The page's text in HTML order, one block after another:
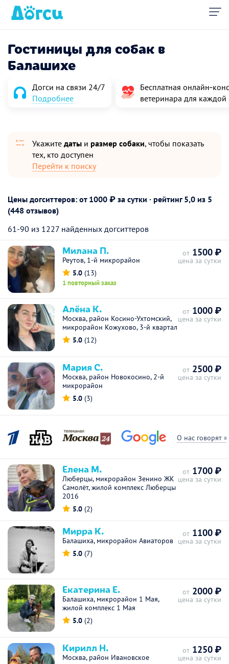
Гостиницы для собак в
Балашихе
Догси на связи 24/7
Подробнее
Бесплатная
ветеринара для
Укажите даты и размер собаки, чтобы показать
тех, кто доступен
Перейти к поиску
Цены догситтеров: от 1000 ₽ за сутки · рейтинг 5,0 из 5
(448 отзывов)
61-90 из 1227 найденных догситтеров
Милана П.
Реутов, 1-й микрорайон
5.0 (13)
1 повторный заказ
от 1500 ₽
цена за сутки
Алёна К.
Москва, район Косино-Ухтомский,
микрорайон Кожухово, 3-й квартал
5.0 (12)
от 1000 ₽
цена за сутки
Мария С.
Москва, район Новокосино, 2-й
микрорайон
5.0 (3)
от 2500 ₽
цена за сутки
О нас говорят »
Елена М.
Люберцы, микрорайон Зенино ЖК
Самолёт, жилой комплекс Люберцы
2016
5.0 (2)
от 1700 ₽
цена за сутки
Мирра К.
Балашиха, микрорайон Авиаторов
5.0 (7)
от 1100 ₽
цена за сутки
Екатерина Е.
Балашиха, микрорайон 1 Мая,
жилой комплекс 1 Мая
5.0 (2)
от 2000 ₽
цена за сутки
Кирилл Н.
Москва, район Ивановское
от 1250 ₽
цена за сутки